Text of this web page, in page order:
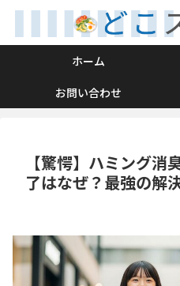
ホーム
お問い合わせ
【驚愕】ハミング
了はなぜ？最強の解